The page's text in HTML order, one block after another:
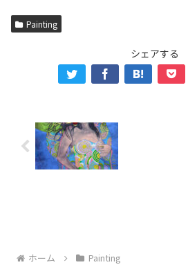
Painting
シェアする
ホーム Painting